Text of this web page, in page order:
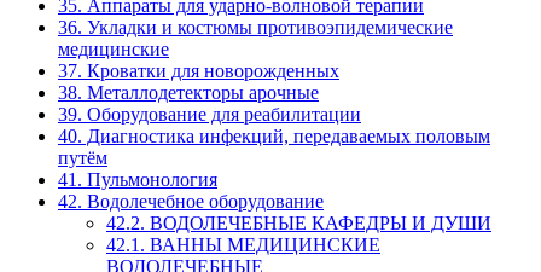
35. Аппараты для ударно-волновой терапии
36. Укладки и костюмы противоэпидемические
медицинские
37. Кроватки для новорожденных
38. Металлодетекторы арочные
39. Оборудование для реабилитации
40. Диагностика инфекций, передаваемых половым
путём
41. Пульмонология
42. Водолечебное оборудование
42.2. ВОДОЛЕЧЕБНЫЕ КАФЕДРЫ И ДУШИ
42.1. ВАННЫ МЕДИЦИНСКИЕ
ВОДОЛЕЧЕБНЫЕ